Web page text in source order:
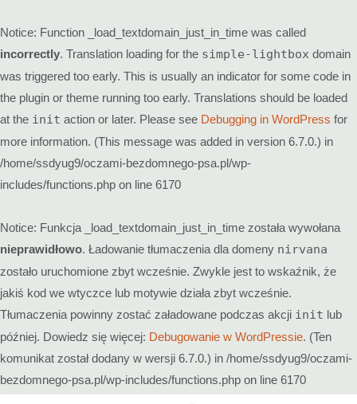
Notice: Function _load_textdomain_just_in_time was called
incorrectly. Translation loading for the simple-lightbox domain
was triggered too early. This is usually an indicator for some code in
the plugin or theme running too early. Translations should be loaded
at the init action or later. Please see Debugging in WordPress for
more information. (This message was added in version 6.7.0.) in
/home/ssdyug9/oczami-bezdomnego-psa.pl/wp-
includes/functions.php on line 6170
Notice: Funkcja _load_textdomain_just_in_time została wywołana
nieprawidłowo. Ładowanie tłumaczenia dla domeny nirvana
zostało uruchomione zbyt wcześnie. Zwykle jest to wskaźnik, że
jakiś kod we wtyczce lub motywie działa zbyt wcześnie.
Tłumaczenia powinny zostać załadowane podczas akcji init lub
później. Dowiedz się więcej: Debugowanie w WordPressie. (Ten
komunikat został dodany w wersji 6.7.0.) in /home/ssdyug9/oczami-
bezdomnego-psa.pl/wp-includes/functions.php on line 6170